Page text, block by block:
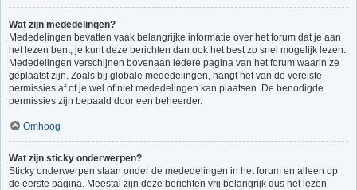
Wat zijn mededelingen?
Mededelingen bevatten vaak belangrijke informatie over het forum dat je aan
het lezen bent, je kunt deze berichten dan ook het best zo snel mogelijk lezen.
Mededelingen verschijnen bovenaan iedere pagina van het forum waarin ze
geplaatst zijn. Zoals bij globale mededelingen, hangt het van de vereiste
permissies af of je wel of niet mededelingen kan plaatsen. De benodigde
permissies zijn bepaald door een beheerder.
Omhoog
Wat zijn sticky onderwerpen?
Sticky onderwerpen staan onder de mededelingen in het forum en alleen op
de eerste pagina. Meestal zijn deze berichten vrij belangrijk dus het lezen